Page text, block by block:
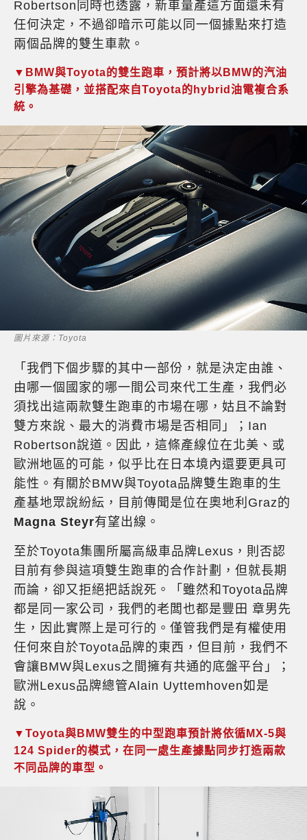
Robertson同時也透露，新車量產這方面還未有
任何決定，不過卻暗示可能以同一個據點來打造
兩個品牌的雙生車款。
▼BMW與Toyota的雙生跑車，預計將以BMW的汽油
引擎為基礎，並搭配來自Toyota的hybrid油電複合系
統。
圖片來源：Toyota
「我們下個步驟的其中一部份，就是決定由誰、
由哪一個國家的哪一間公司來代工生產，我們必
須找出這兩款雙生跑車的市場在哪，姑且不論對
雙方來說、最大的消費市場是否相同」；Ian
Robertson說道。因此，這條產線位在北美、或
歐洲地區的可能，似乎比在日本境內還要更具可
能性。有關於BMW與Toyota品牌雙生跑車的生
產基地眾說紛紜，目前傳聞是位在奧地利Graz的
Magna Steyr有望出線。
至於Toyota集團所屬高級車品牌Lexus，則否認
目前有參與這項雙生跑車的合作計劃，但就長期
而論，卻又拒絕把話說死。「雖然和Toyota品牌
都是同一家公司，我們的老闆也都是豐田 章男先
生，因此實際上是可行的。僅管我們是有權使用
任何來自於Toyota品牌的東西，但目前，我們不
會讓BMW與Lexus之間擁有共通的底盤平台」；
歐洲Lexus品牌總管Alain Uyttemhoven如是
說。
▼Toyota與BMW雙生的中型跑車預計將依循MX-5與
124 Spider的模式，在同一處生產據點同步打造兩款
不同品牌的車型。